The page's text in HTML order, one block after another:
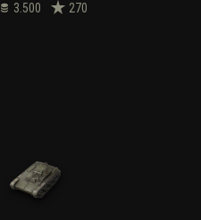
3.500
270